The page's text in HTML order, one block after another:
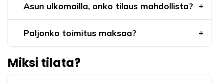
Asun ulkomailla, onko tilaus mahdollista?
Paljonko toimitus maksaa?
Miksi tilata?